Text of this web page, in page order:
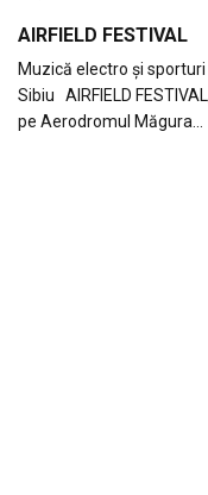
AIRFIELD FESTIVAL
Muzică electro și
Sibiu AIRFIELD
pe Aerodromul Măgura…